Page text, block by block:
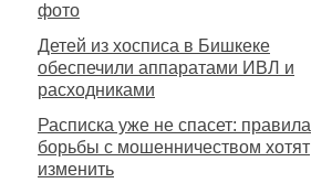
фото
Детей из хосписа в Бишкеке
обеспечили аппаратами ИВЛ и
расходниками
Расписка уже не спасет: правила
борьбы с мошенничеством хотят
изменить